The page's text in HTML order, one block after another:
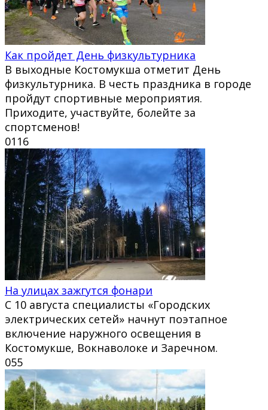
Как пройдет День физкультурника
В выходные Костомукша отметит День
физкультурника. В честь праздника в городе
пройдут спортивные мероприятия.
Приходите, участвуйте, болейте за
спортсменов!
0116
На улицах зажгутся фонари
С 10 августа специалисты «Городских
электрических сетей» начнут поэтапное
включение наружного освещения в
Костомукше, Вокнаволоке и Заречном.
055